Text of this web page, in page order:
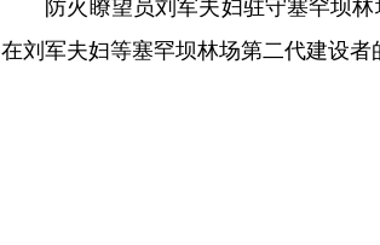
防火瞭望员刘军夫妇驻守塞罕坝林
在刘军夫妇等塞罕坝林场第二代建设